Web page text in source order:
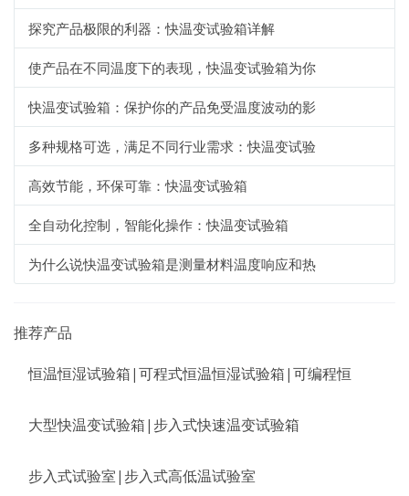
探究产品极限的利器：快温变试验箱详解
使产品在不同温度下的表现，快温变试验箱为你
快温变试验箱：保护你的产品免受温度波动的影
多种规格可选，满足不同行业需求：快温变试验
高效节能，环保可靠：快温变试验箱
全自动化控制，智能化操作：快温变试验箱
为什么说快温变试验箱是测量材料温度响应和热
推荐产品
恒温恒湿试验箱|可程式恒温恒湿试验箱|可编程恒
大型快温变试验箱|步入式快速温变试验箱
步入式试验室|步入式高低温试验室